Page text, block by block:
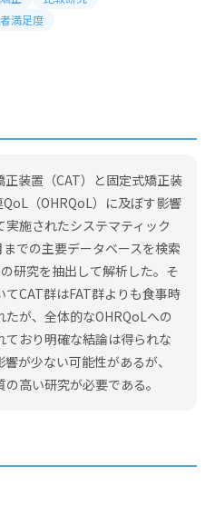
満足度
装置（CAT）と固定式矯正装
（OHRQoL）に及ぼす影響
施されたシステマティック
での主要データベースを検索
研究を抽出して解析した。そ
CAT群はFAT群よりも食事時
が、全体的なOHRQoLへの
おり明確な結論は得られな
が少ない可能性があるが、
高い研究が必要である。